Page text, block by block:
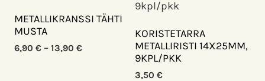
METALLIKRANSSI TÄHTI
MUSTA
6,90 € – 13,90 €Hintaluokka:
KORISTETARRA
METALLIRISTI 14X25MM,
9KPL/PKK
3,50 €